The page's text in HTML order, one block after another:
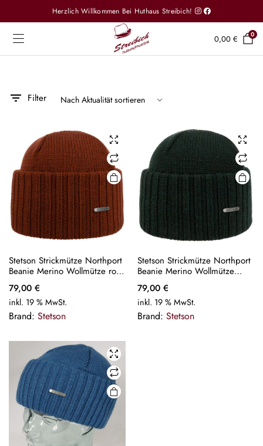
Herzlich Willkommen Bei Huthaus Streibich!
0,00 € 0
Filter
Stetson Strickmütze Northport
Beanie Merino Wollmütze rost
Wintermütze Pull on cap Neu
79,00 €
inkl. 19 % MwSt.
Brand: Stetson
Stetson Strickmütze Northport
Beanie Merino Wollmütze
grün Wintermütze Pull on cap
Neu
79,00 €
inkl. 19 % MwSt.
Brand: Stetson